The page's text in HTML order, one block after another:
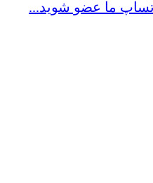
ما عضو شوید...